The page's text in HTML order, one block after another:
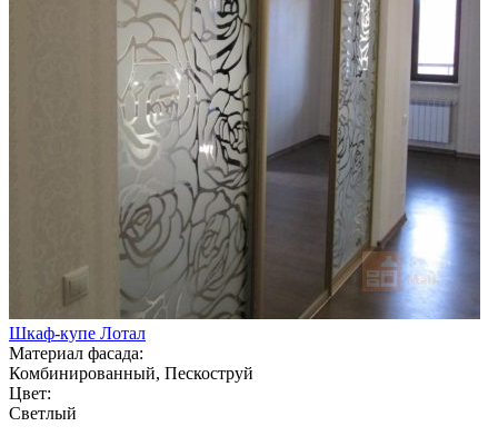
Шкаф-купе Лотал
Материал фасада:
Комбинированный, Пескоструй
Цвет:
Светлый